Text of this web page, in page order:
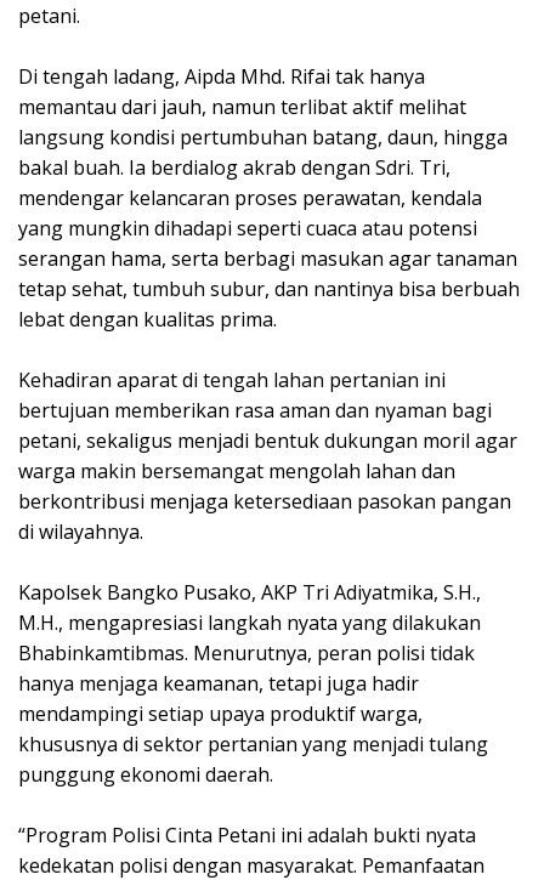
petani.
Di tengah ladang, Aipda Mhd. Rifai tak hanya
memantau dari jauh, namun terlibat aktif melihat
langsung kondisi pertumbuhan batang, daun, hingga
bakal buah. Ia berdialog akrab dengan Sdri. Tri,
mendengar kelancaran proses perawatan, kendala
yang mungkin dihadapi seperti cuaca atau potensi
serangan hama, serta berbagi masukan agar tanaman
tetap sehat, tumbuh subur, dan nantinya bisa berbuah
lebat dengan kualitas prima.
Kehadiran aparat di tengah lahan pertanian ini
bertujuan memberikan rasa aman dan nyaman bagi
petani, sekaligus menjadi bentuk dukungan moril agar
warga makin bersemangat mengolah lahan dan
berkontribusi menjaga ketersediaan pasokan pangan
di wilayahnya.
Kapolsek Bangko Pusako, AKP Tri Adiyatmika, S.H.,
M.H., mengapresiasi langkah nyata yang dilakukan
Bhabinkamtibmas. Menurutnya, peran polisi tidak
hanya menjaga keamanan, tetapi juga hadir
mendampingi setiap upaya produktif warga,
khususnya di sektor pertanian yang menjadi tulang
punggung ekonomi daerah.
“Program Polisi Cinta Petani ini adalah bukti nyata
kedekatan polisi dengan masyarakat. Pemanfaatan